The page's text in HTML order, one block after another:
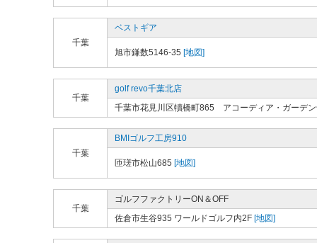
千葉
ベストギア
旭市鎌数5146-35 [地図]
千葉
golf revo千葉北店
千葉市花見川区犢橋町865 アコーディア・ガーデ
千葉
BMIゴルフ工房910
匝瑳市松山685 [地図]
千葉
ゴルフファクトリーON＆OFF
佐倉市生谷935 ワールドゴルフ内2F [地図]